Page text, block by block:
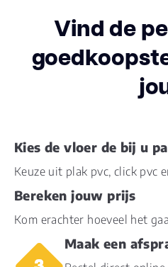
Dikte toplaag
(mm)
0.55
7.0
Dessin
Gebruiksklasse
Brandclassificatie
Vind de
Kies de vloer de bij u
Keuze uit plak pvc, click pvc
Bereken jouw prijs
Kom erachter hoeveel het
Maak een